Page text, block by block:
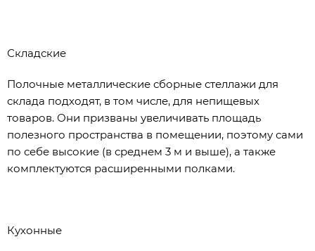
Складские
Полочные металлические сборные стеллажи для
склада подходят, в том числе, для непищевых
товаров. Они призваны увеличивать площадь
полезного пространства в помещении, поэтому сами
по себе высокие (в среднем 3 м и выше), а также
комплектуются расширенными полками.
Кухонные